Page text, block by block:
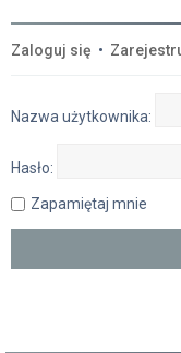
Zaloguj się •
Nazwa użytkownika:
Hasło:
Zapamiętaj mnie